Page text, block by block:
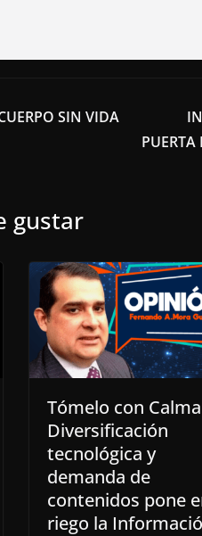
SIN VIDA
PUERTA
gustar
Tómelo con
Diversificación
tecnológica y
demanda de
contenidos pone
riego la